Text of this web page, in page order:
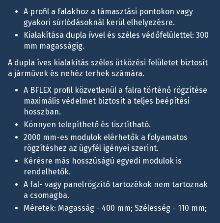
A profil a falakhoz a támasztási pontokon vagy
gyakori súrlódásoknál kerül elhelyezésre.
Kialakítása dupla ívvel és széles védőfelülettel: 300
mm magasságig.
A dupla íves kialakítás széles ütközési felületet biztosít
a járművek és nehéz terhek számára.
A BFLEX profil közvetlenül a falra történő rögzítése
maximális védelmet biztosít a teljes beépítési
hosszban.
Könnyen telepíthető és tisztítható.
2000 mm-es modulok elérhetők a folyamatos
rögzítéshez az ügyfél igényei szerint.
Kérésre más hosszúságú egyedi modulok is
rendelhetők.
A fal- vagy panelrögzítő tartozékok nem tartoznak
a csomagba.
Méretek: Magasság - 400 mm; Szélesség - 110 mm;